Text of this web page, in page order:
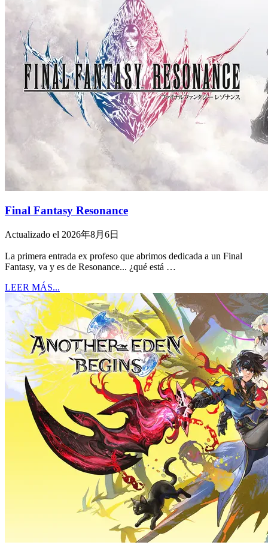
Final Fantasy Resonance
Actualizado el 2026年8月6日
La primera entrada ex profeso que abrimos dedicada a un Final
Fantasy, va y es de Resonance... ¿qué está …
LEER MÁS...